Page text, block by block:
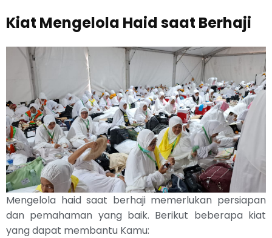
Kiat Mengelola Haid saat Berhaji
Mengelola haid saat berhaji memerlukan persiapan
dan pemahaman yang baik. Berikut beberapa kiat
yang dapat membantu Kamu: